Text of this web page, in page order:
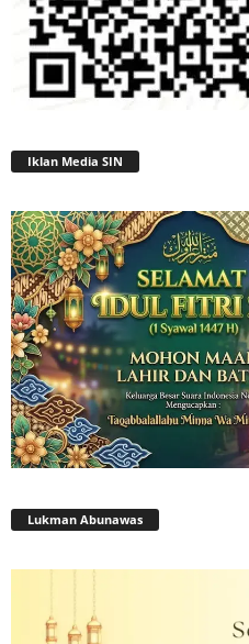
Iklan Media SIN
Lukman Abunawas